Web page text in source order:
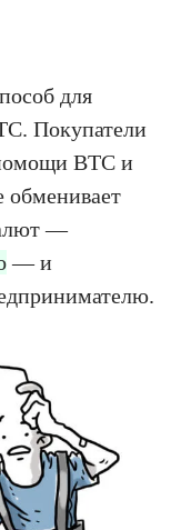
для
Покупатели
BTC и
обменивает
—
— и